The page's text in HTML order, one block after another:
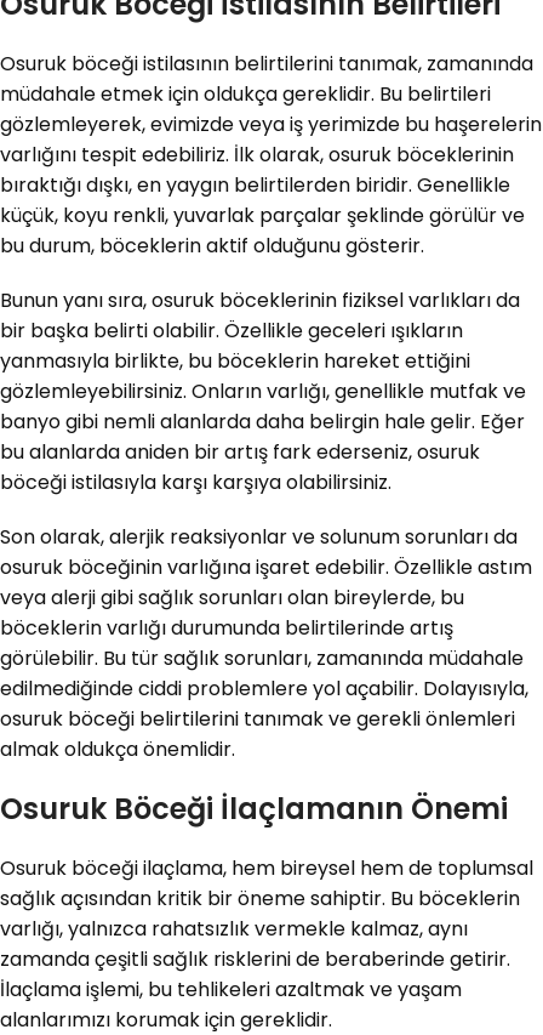
Osuruk böceği istilasının belirtilerini tanımak, zamanında
müdahale etmek için oldukça gereklidir. Bu belirtileri
gözlemleyerek, evimizde veya iş yerimizde bu haşerelerin
varlığını tespit edebiliriz. İlk olarak, osuruk böceklerinin
bıraktığı dışkı, en yaygın belirtilerden biridir. Genellikle
küçük, koyu renkli, yuvarlak parçalar şeklinde görülür ve
bu durum, böceklerin aktif olduğunu gösterir.
Bunun yanı sıra, osuruk böceklerinin fiziksel varlıkları da
bir başka belirti olabilir. Özellikle geceleri ışıkların
yanmasıyla birlikte, bu böceklerin hareket ettiğini
gözlemleyebilirsiniz. Onların varlığı, genellikle mutfak ve
banyo gibi nemli alanlarda daha belirgin hale gelir. Eğer
bu alanlarda aniden bir artış fark ederseniz, osuruk
böceği istilasıyla karşı karşıya olabilirsiniz.
Son olarak, alerjik reaksiyonlar ve solunum sorunları da
osuruk böceğinin varlığına işaret edebilir. Özellikle astım
veya alerji gibi sağlık sorunları olan bireylerde, bu
böceklerin varlığı durumunda belirtilerinde artış
görülebilir. Bu tür sağlık sorunları, zamanında müdahale
edilmediğinde ciddi problemlere yol açabilir. Dolayısıyla,
osuruk böceği belirtilerini tanımak ve gerekli önlemleri
almak oldukça önemlidir.
Osuruk Böceği İlaçlamanın Önemi
Osuruk böceği ilaçlama, hem bireysel hem de toplumsal
sağlık açısından kritik bir öneme sahiptir. Bu böceklerin
varlığı, yalnızca rahatsızlık vermekle kalmaz, aynı
zamanda çeşitli sağlık risklerini de beraberinde getirir.
İlaçlama işlemi, bu tehlikeleri azaltmak ve yaşam
alanlarımızı korumak için gereklidir.